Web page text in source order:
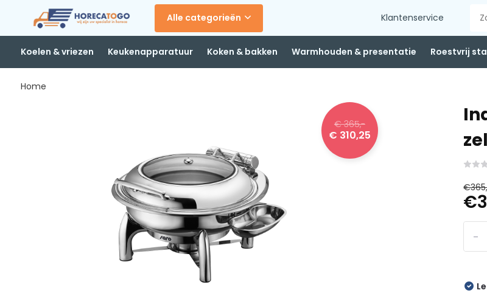
Alle categorieën Klantenservice
Koelen & vriezen Keukenapparatuur Koken & bakken Warmhouden & presentatie Roestvrij
Home
€ 365,-
€ 310,25
-